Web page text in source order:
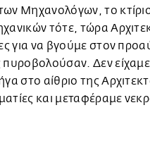
Μηχανολόγων, το
τότε, τώρα
για να βγούμε στον
πυροβολούσαν. Δεν
στο αίθριο της
και μεταφέραμε